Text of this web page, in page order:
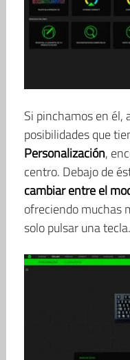
Si pinchamos en él,
posibilidades que
Personalización,
centro. Debajo de
cambiar entre el
ofreciendo muchas
solo pulsar una tecla.